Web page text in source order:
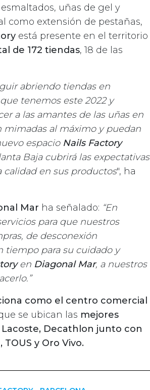
uñas de gel y
como extensión de pestañas,
está presente en el territorio
de 172 tiendas, 18 de las
abriendo tiendas en
tenemos este 2022 y
a las amantes de las uñas en
mimadas al máximo y puedan
espacio Nails Factory
Baja cubrirá las expectativas
calidad en sus productos", ha
Mar ha señalado: “En
para que nuestros
de desconexión
tiempo para su cuidado y
en Diagonal Mar, a nuestros
como el centro comercial
se ubican las mejores
Decathlon junto con
y Oro Vivo.